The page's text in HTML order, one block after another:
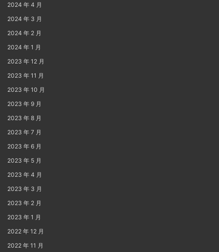
2024 年 4 月
2024 年 3 月
2024 年 2 月
2024 年 1 月
2023 年 12 月
2023 年 11 月
2023 年 10 月
2023 年 9 月
2023 年 8 月
2023 年 7 月
2023 年 6 月
2023 年 5 月
2023 年 4 月
2023 年 3 月
2023 年 2 月
2023 年 1 月
2022 年 12 月
2022 年 11 月